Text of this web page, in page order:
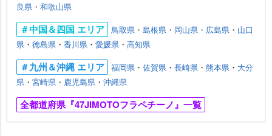
良県 ・ 和歌山県
＃中国＆四国 エリア 鳥取県 ・ 島根県 ・ 岡山県 ・ 広島県 ・ 山口
県 ・ 徳島県 ・ 香川県 ・ 愛媛県 ・ 高知県
＃九州＆沖縄 エリア 福岡県 ・ 佐賀県 ・ 長崎県 ・ 熊本県 ・ 大分
県 ・ 宮崎県 ・ 鹿児島県 ・ 沖縄県
全都道府県『47JIMOTOフラペチーノ』一覧